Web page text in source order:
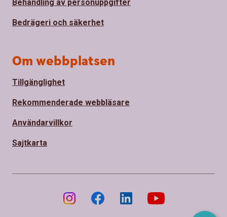
Behandling av personuppgifter
Bedrägeri och säkerhet
Om webbplatsen
Tillgänglighet
Rekommenderade webbläsare
Användarvillkor
Sajtkarta